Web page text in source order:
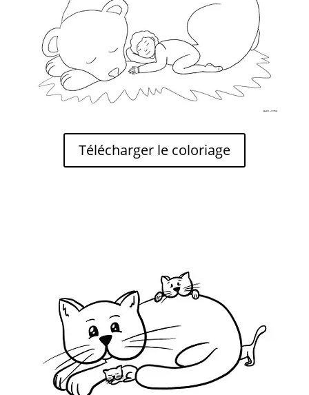
Télécharger le coloriage